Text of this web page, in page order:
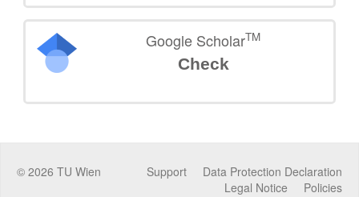
Google ScholarTM
Check
© 2026 TU Wien Data Protection Declaration
Support
Policies
Legal Notice